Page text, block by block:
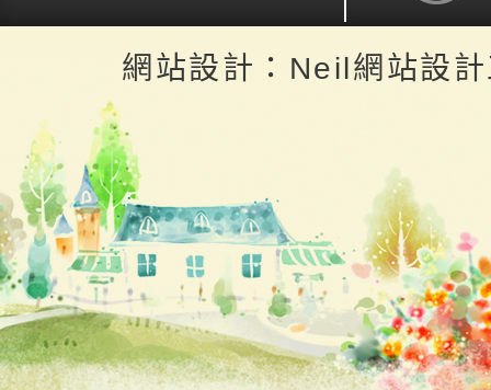
返回頂端
網站設計：Neil網站設